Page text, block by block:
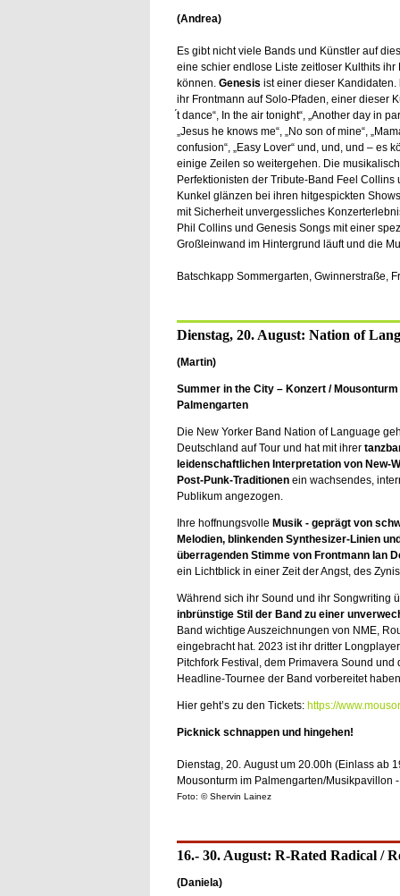
(Andrea)
Es gibt nicht viele Bands und Künstler auf
eine schier endlose Liste zeitloser Kulthits ihr
können. Genesis ist einer dieser Kandidaten.
ihr Frontmann auf Solo-Pfaden, einer dieser
́t dance“, In the air tonight“, „Another day in
„Jesus he knows me“, „No son of mine“,
confusion“, „Easy Lover“ und, und, und – es
einige Zeilen so weitergehen. Die
Perfektionisten der Tribute-Band Feel
Kunkel glänzen bei ihren hitgespickten
mit Sicherheit unvergessliches
Phil Collins und Genesis Songs mit einer
Großleinwand im Hintergrund läuft und die
Batschkapp Sommergarten, Gwinnerstraße,
Dienstag, 20. August: Nation of
(Martin)
Summer in the City – Konzert / Mousonturm
Palmengarten
Die New Yorker Band Nation of Language
Deutschland auf Tour und hat mit ihrer
leidenschaftlichen Interpretation von New-
Post-Punk-Traditionenein wachsendes,
Publikum angezogen.
Ihre hoffnungsvolle Musik - geprägt von
Melodien, blinkenden Synthesizer-Linien
überragenden Stimme von Frontmann Ian
ein Lichtblick in einer Zeit der Angst, des
Während sich ihr Sound und ihr Songwriting
inbrünstige Stil der Band zu einer
Band wichtige Auszeichnungen von NME,
eingebracht hat. 2023 ist ihr dritter
Pitchfork Festival, dem Primavera Sound
Headline-Tournee der Band vorbereitet
Hier geht’s zu den Tickets: https://
Picknick schnappen und hingehen!
Dienstag, 20. August um 20.00h (Einlass ab
Mousonturm im Palmengarten/
Foto: © Shervin Lainez
16.- 30. August: R-Rated Radical /
(Daniela)